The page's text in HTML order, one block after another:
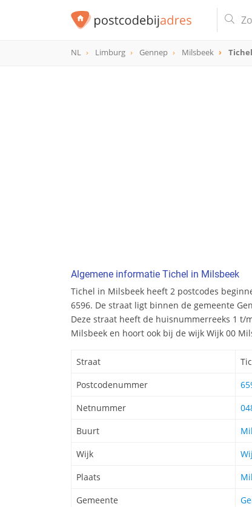
NL Limburg Gennep Milsbeek Tichel
Algemene informatie Tichel in Milsbeek
Tichel in Milsbeek heeft 2 postcodes
6596. De straat ligt binnen de gemeente
Deze straat heeft de huisnummerreeks 1 t/
Milsbeek en hoort ook bij de wijk Wijk 00
Straat
Postcodenummer
Netnummer
Buurt
Wijk
Plaats
Gemeente